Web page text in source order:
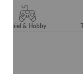
Spiel & Hobby